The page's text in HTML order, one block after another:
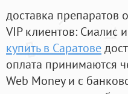
доставка препаратов
VIP клиентов: Сиалис
купить в Саратове
оплата принимаются
Web Money и с